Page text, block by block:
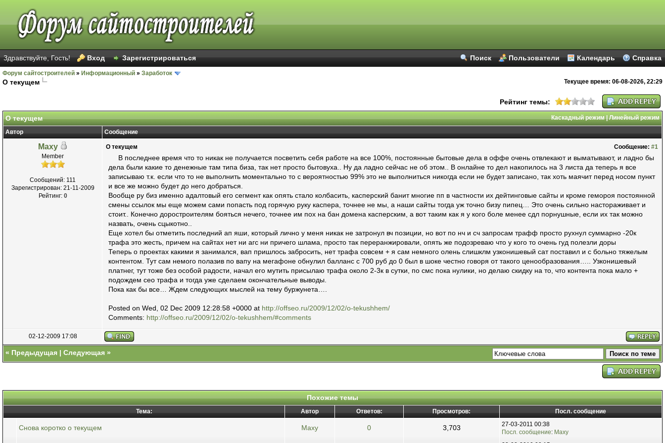
Поиск Пользователи Календарь Справка
Здравствуйте, Гость! Вход Зарегистрироваться
Форум сайтостроителей » Информационный » Заработок
О текущем Текущее время: 06-08-2026, 22:29
Рейтинг темы:
Каскадный режим|Линейный режим
О текущем
Автор Сообщение
Maxy
Member
Сообщений: 111
Зарегистрирован: 21-11-2009
Рейтинг: 0
Сообщение: #1
О текущем
В последнее время что то никак не получается посветить себя работе на все 100%, постоянные бытовые дела в оффе очень отвлекают и выматывают, и ладно бы
дела были какие то денежные там типа биза, так нет просто бытовуха.. Ну да ладно сейчас не об этом.. В онлайне то дел накопилось на 3 листа да теперь я все
записываю т.к. если что то не выполнить моментально то с вероятностью 99% это не выполниться никогда если не будет записано, так хоть маячит перед носом пункт
и все же можно будет до него добраться.
Вообще ру биз именно адалтовый его сегмент как опять стало колбасить, касперский банит многие пп в частности их дейтинговые сайты и кроме гемороя постоянной
смены ссылок мы еще можем сами попасть под горячую руку каспера, точнее не мы, а наши сайты тогда уж точно бизу пипец… Это очень сильно настораживает и
стоит.. Конечно доростроителям бояться нечего, точнее им пох на бан домена касперским, а вот таким как я у кого боле менее сдл порнушные, если их так можно
назвать, очень сцыкотно..
Еще хотел бы отметить последний ап яши, который лично у меня никак не затронул вч позиции, но вот по нч и сч запросам трафф просто рухнул суммарно -20к
трафа это жесть, причем на сайтах нет ни агс ни причего шлама, просто так переранжировали, опять же подозреваю что у кого то очень гуд полезли доры
Теперь о проектах какими я занимался, вап пришлось забросить, нет трафа совсем + я сам немного олень слишклм узконишевый сат поставил и с больно тяжелым
контентом. Тут сам немого полазив по вапу на мегафоне обнулил балланс с 700 руб до 0 был в шоке честно говоря от такого ценообразования….. Узконишевый
платнег, тут тоже без особой радости, начал его мутить присылаю трафа около 2-3к в сутки, по смс пока нулики, но делаю скидку на то, что контента пока мало +
подождем сео трафа и тогда уже сделаем окончательные выводы.
Пока как бы все… Ждем следующих мыслей на тему буржунета….
Posted on Wed, 02 Dec 2009 12:28:58 +0000 at http://offseo.ru/2009/12/02/o-tekushhem/
Comments: http://offseo.ru/2009/12/02/o-tekushhem/#comments
02-12-2009 17:08
« Предыдущая | Следующая »
Похожие темы
Тема: Автор Ответов: Просмотров: Посл. сообщение
Снова коротко о текущем Maxy 0 3,703
27-03-2011 00:38
Посл. сообщение: Maxy